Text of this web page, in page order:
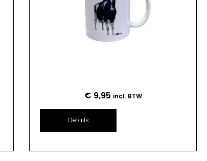
€ 9,95 incl. BTW
Details